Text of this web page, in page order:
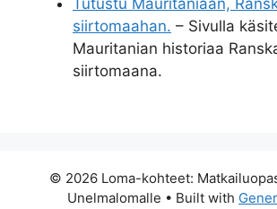
Tutustu Mauritaniaan,
siirtomaahan. – Sivulla
Mauritanian historiaa
siirtomaana.
© 2026 Loma-kohteet:
Unelmalomalle • Built with